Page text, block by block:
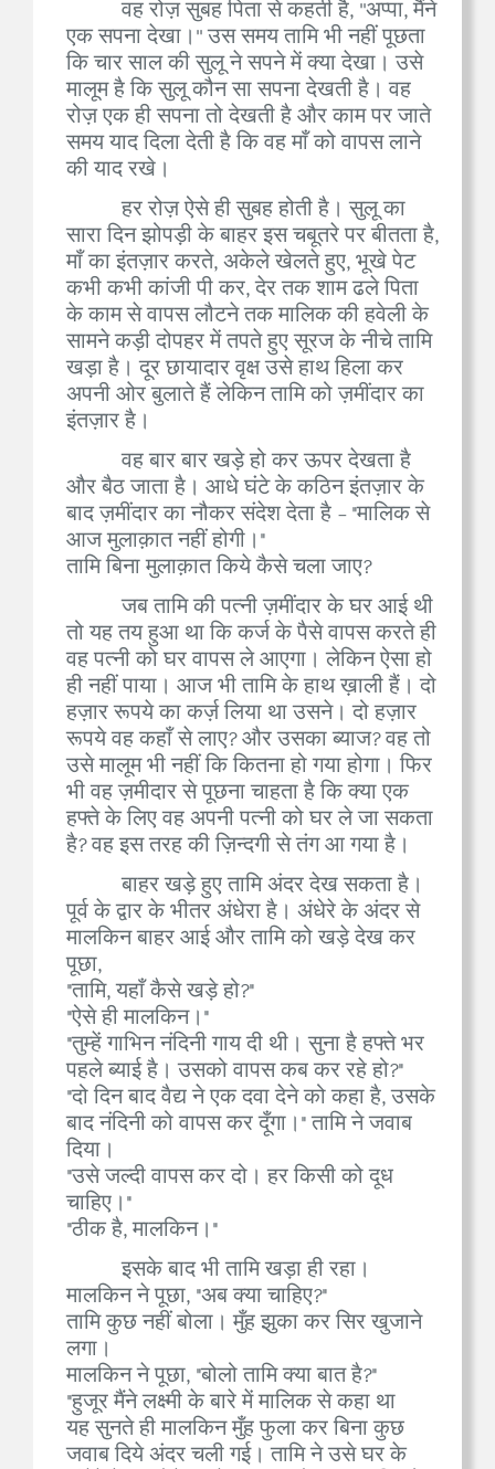
वह रोज़ सुबह पिता से कहती है, ''अप्पा, मैंने
एक सपना देखा।'' उस समय तामि भी नहीं पूछता
कि चार साल की सुलू ने सपने में क्या देखा। उसे
मालूम है कि सुलू कौन सा सपना देखती है। वह
रोज़ एक ही सपना तो देखती है और काम पर जाते
समय याद दिला देती है कि वह माँ को वापस लाने
की याद रखे।
हर रोज़ ऐसे ही सुबह होती है। सुलू का
सारा दिन झोपड़ी के बाहर इस चबूतरे पर बीतता है,
माँ का इंतज़ार करते, अकेले खेलते हुए, भूखे पेट
कभी कभी कांजी पी कर, देर तक शाम ढले पिता
के काम से वापस लौटने तक मालिक की हवेली के
सामने कड़ी दोपहर में तपते हुए सूरज के नीचे तामि
खड़ा है। दूर छायादार वृक्ष उसे हाथ हिला कर
अपनी ओर बुलाते हैं लेकिन तामि को ज़मींदार का
इंतज़ार है।
वह बार बार खड़े हो कर ऊपर देखता है
और बैठ जाता है। आधे घंटे के कठिन इंतज़ार के
बाद ज़मींदार का नौकर संदेश देता है - "मालिक से
आज मुलाक़ात नहीं होगी।"
तामि बिना मुलाक़ात किये कैसे चला जाए?
जब तामि की पत्नी ज़मींदार के घर आई थी
तो यह तय हुआ था कि कर्ज के पैसे वापस करते ही
वह पत्नी को घर वापस ले आएगा। लेकिन ऐसा हो
ही नहीं पाया। आज भी तामि के हाथ ख़ाली हैं। दो
हज़ार रूपये का कर्ज़ लिया था उसने। दो हज़ार
रूपये वह कहाँ से लाए? और उसका ब्याज? वह तो
उसे मालूम भी नहीं कि कितना हो गया होगा। फिर
भी वह ज़मीदार से पूछना चाहता है कि क्या एक
हफ्ते के लिए वह अपनी पत्नी को घर ले जा सकता
है? वह इस तरह की ज़िन्दगी से तंग आ गया है।
बाहर खड़े हुए तामि अंदर देख सकता है।
पूर्व के द्वार के भीतर अंधेरा है। अंधेरे के अंदर से
मालकिन बाहर आई और तामि को खड़े देख कर
पूछा,
"तामि, यहाँ कैसे खड़े हो?"
"ऐसे ही मालकिन।"
"तुम्हें गाभिन नंदिनी गाय दी थी। सुना है हफ्ते भर
पहले ब्याई है। उसको वापस कब कर रहे हो?"
"दो दिन बाद वैद्य ने एक दवा देने को कहा है, उसके
बाद नंदिनी को वापस कर दूँगा।" तामि ने जवाब
दिया।
"उसे जल्दी वापस कर दो। हर किसी को दूध
चाहिए।"
"ठीक है, मालकिन।"
इसके बाद भी तामि खड़ा ही रहा।
मालकिन ने पूछा, "अब क्या चाहिए?"
तामि कुछ नहीं बोला। मुँह झुका कर सिर खुजाने
लगा।
मालकिन ने पूछा, "बोलो तामि क्या बात है?"
"हुजूर मैंने लक्ष्मी के बारे में मालिक से कहा था
यह सुनते ही मालकिन मुँह फुला कर बिना कुछ
जवाब दिये अंदर चली गई। तामि ने उसे घर के